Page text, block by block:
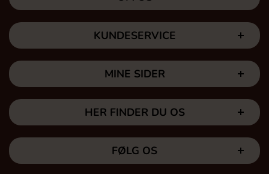
KUNDESERVICE
MINE SIDER
HER FINDER DU OS
FØLG OS